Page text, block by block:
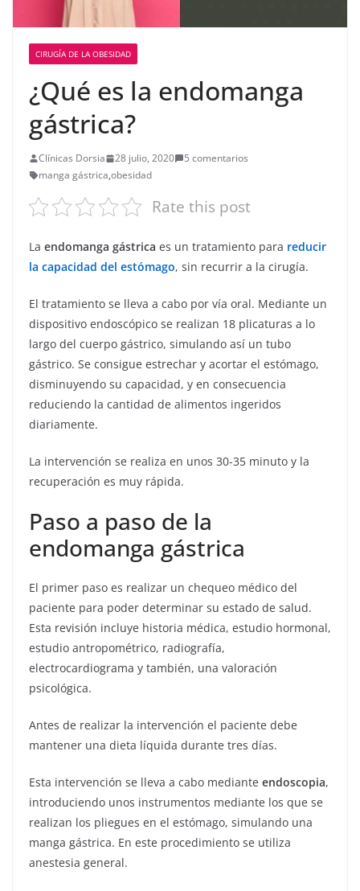
CIRUGÍA DE LA OBESIDAD
¿Qué es la endomanga
gástrica?
Clínicas Dorsia 28 julio, 2020
5 comentarios
manga gástrica,obesidad
Rate this post
La endomanga gástrica es un tratamiento para reducir
la capacidad del estómago, sin recurrir a la cirugía.
El tratamiento se lleva a cabo por vía oral. Mediante un
dispositivo endoscópico se realizan 18 plicaturas a lo
largo del cuerpo gástrico, simulando así un tubo
gástrico. Se consigue estrechar y acortar el estómago,
disminuyendo su capacidad, y en consecuencia
reduciendo la cantidad de alimentos ingeridos
diariamente.
La intervención se realiza en unos 30-35 minuto y la
recuperación es muy rápida.
Paso a paso de la
endomanga gástrica
El primer paso es realizar un chequeo médico del
paciente para poder determinar su estado de salud.
Esta revisión incluye historia médica, estudio hormonal,
estudio antropométrico, radiografía,
electrocardiograma y también, una valoración
psicológica.
Antes de realizar la intervención el paciente debe
mantener una dieta líquida durante tres días.
Esta intervención se lleva a cabo mediante endoscopia,
introduciendo unos instrumentos mediante los que se
realizan los pliegues en el estómago, simulando una
manga gástrica. En este procedimiento se utiliza
anestesia general.